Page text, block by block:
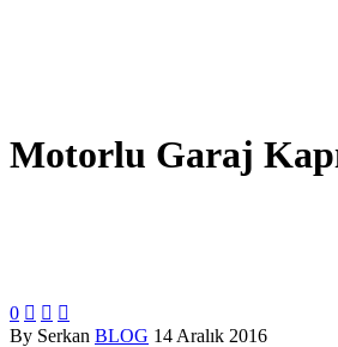
Motorlu Garaj
0   
By Serkan BLOG 14 Aralık 2016